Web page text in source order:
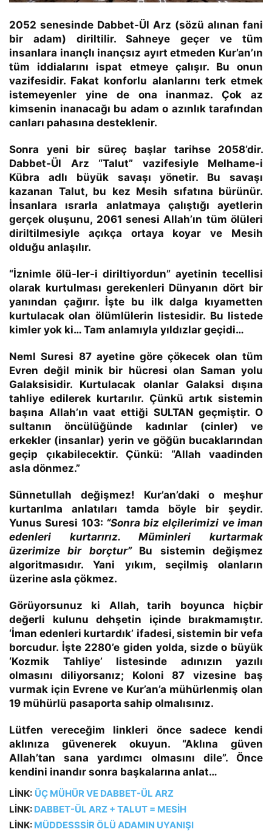
2052 senesinde Dabbet-Ül Arz (sözü alınan fani
bir adam) diriltilir. Sahneye geçer ve tüm
insanlara inançlı inançsız ayırt etmeden Kur’an’ın
tüm iddialarını ispat etmeye çalışır. Bu onun
vazifesidir. Fakat konforlu alanlarını terk etmek
istemeyenler yine de ona inanmaz. Çok az
kimsenin inanacağı bu adam o azınlık tarafından
canları pahasına desteklenir.
Sonra yeni bir süreç başlar
tarihse 2058’dir.
Dabbet-Ül Arz “Talut” vazifesiyle Melhame-i
Kübra adlı büyük savaşı yönetir. Bu savaşı
kazanan Talut, bu kez Mesih sıfatına bürünür.
İnsanlara ısrarla anlatmaya çalıştığı ayetlerin
gerçek oluşunu, 2061 senesi Allah’ın tüm ölüleri
diriltilmesiyle açıkça ortaya koyar ve Mesih
olduğu anlaşılır.
“İznimle ölü-ler-i diriltiyordun” ayetinin tecellisi
olarak kurtulması gerekenleri Dünyanın dört bir
yanından çağırır. İşte bu ilk dalga kıyametten
kurtulacak olan ölümlülerin listesidir. Bu listede
kimler yok ki… Tam anlamıyla yıldızlar geçidi…
Neml Suresi 87 ayetine göre çökecek olan tüm
Evren değil minik bir hücresi olan Saman yolu
Galaksisidir. Kurtulacak olanlar Galaksi dışına
tahliye edilerek kurtarılır. Çünkü artık sistemin
başına Allah’ın vaat ettiği SULTAN geçmiştir.O
sultanın öncülüğünde kadınlar (cinler) ve
erkekler (insanlar) yerin ve göğün bucaklarından
geçip çıkabilecektir. Çünkü: “Allah vaadinden
asla dönmez.”
Sünnetullah değişmez! Kur’an’daki o meşhur
kurtarılma anlatıları tamda böyle bir şeydir.
Yunus Suresi 103: “Sonra biz elçilerimizi ve iman
edenleri kurtarırız. Müminleri kurtarmak
üzerimize bir borçtur”Bu sistemin değişmez
algoritmasıdır. Yani yıkım, seçilmiş olanların
üzerine asla çökmez.
Görüyorsunuz ki Allah, tarih boyunca hiçbir
değerli kulunu dehşetin içinde bırakmamıştır.
‘İman edenleri kurtardık’ ifadesi, sistemin bir vefa
borcudur. İşte 2280’e giden yolda, sizde o büyük
‘Kozmik Tahliye’ listesinde adınızın yazılı
olmasını diliyorsanız; Koloni 87 vizesine baş
vurmak için Evrene ve Kur’an’a mühürlenmiş olan
19 mühürlü pasaporta sahip olmalısınız.
Lütfen vereceğim linkleri önce sadece kendi
aklınıza güvenerek okuyun. “Aklına güven
Allah’tan sana yardımcı olmasını dile”. Önce
kendini inandır sonra başkalarına anlat…
LİNK: ÜÇ MÜHÜR VE DABBET-ÜL ARZ
LİNK: DABBET-ÜL ARZ + TALUT = MESİH
LİNK: MÜDDESSSİR ÖLÜ ADAMIN UYANIŞI